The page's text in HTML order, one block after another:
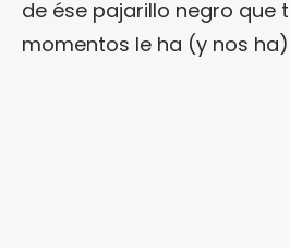
de ése pajarillo negro que
momentos le ha (y nos